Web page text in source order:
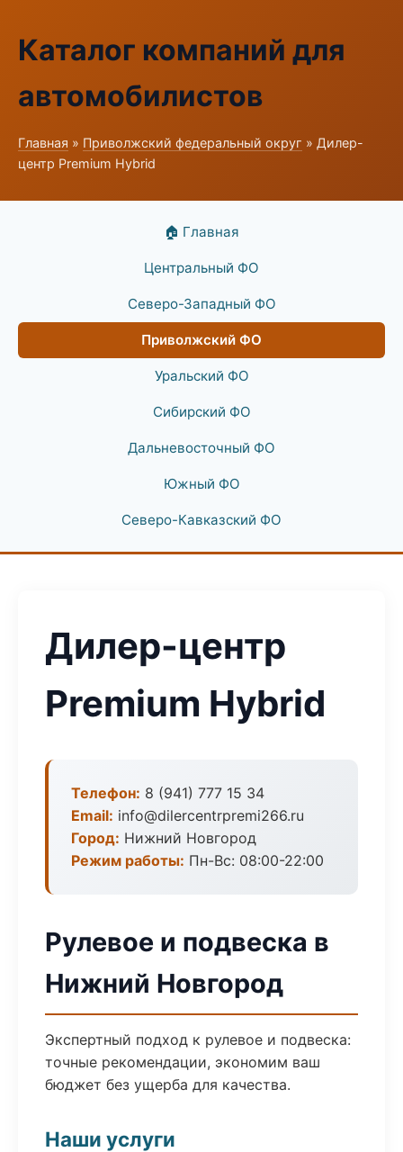
Каталог компаний для
автомобилистов
Главная » Приволжский федеральный округ » Дилер-
центр Premium Hybrid
🏠 Главная
Центральный ФО
Северо-Западный ФО
Приволжский ФО
Уральский ФО
Сибирский ФО
Дальневосточный ФО
Южный ФО
Северо-Кавказский ФО
Дилер-центр
Premium Hybrid
Телефон: 8 (941) 777 15 34
Email: info@dilercentrpremi266.ru
Город: Нижний Новгород
Режим работы: Пн-Вс: 08:00-22:00
Рулевое и подвеска в
Нижний Новгород
Экспертный подход к рулевое и подвеска:
точные рекомендации, экономим ваш
бюджет без ущерба для качества.
Наши услуги